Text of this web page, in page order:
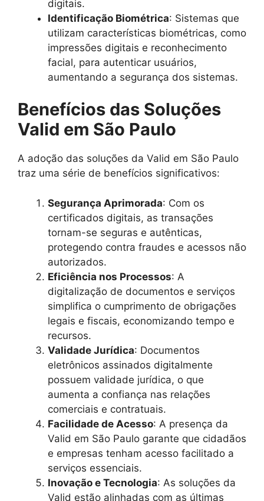
digitais.
Identificação Biométrica: Sistemas que
utilizam características biométricas, como
impressões digitais e reconhecimento
facial, para autenticar usuários,
aumentando a segurança dos sistemas.
Benefícios das Soluções
Valid em São Paulo
A adoção das soluções da Valid em São Paulo
traz uma série de benefícios significativos:
Segurança Aprimorada: Com os
certificados digitais, as transações
tornam-se seguras e autênticas,
protegendo contra fraudes e acessos não
autorizados.
Eficiência nos Processos: A
digitalização de documentos e serviços
simplifica o cumprimento de obrigações
legais e fiscais, economizando tempo e
recursos.
Validade Jurídica: Documentos
eletrônicos assinados digitalmente
possuem validade jurídica, o que
aumenta a confiança nas relações
comerciais e contratuais.
Facilidade de Acesso: A presença da
Valid em São Paulo garante que cidadãos
e empresas tenham acesso facilitado a
serviços essenciais.
Inovação e Tecnologia: As soluções da
Valid estão alinhadas com as últimas